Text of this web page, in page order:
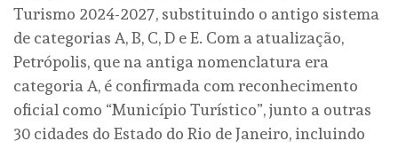
Turismo 2024-2027, substituindo o antigo sistema
de categorias A, B, C, D e E. Com a atualização,
Petrópolis, que na antiga nomenclatura era
categoria A, é confirmada com reconhecimento
oficial como “Município Turístico”, junto a outras
30 cidades do Estado do Rio de Janeiro, incluindo